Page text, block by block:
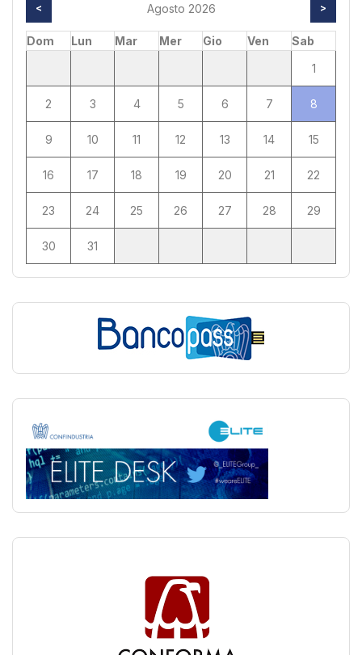
< Agosto 2026 >
Dom Lun Mar Mer Gio Ven
Sab
1
2 3 4 5 6 7 8
9 10 11 12 13 14 15
16 17 18 19 20 21 22
23 24 25 26 27 28 29
30 31